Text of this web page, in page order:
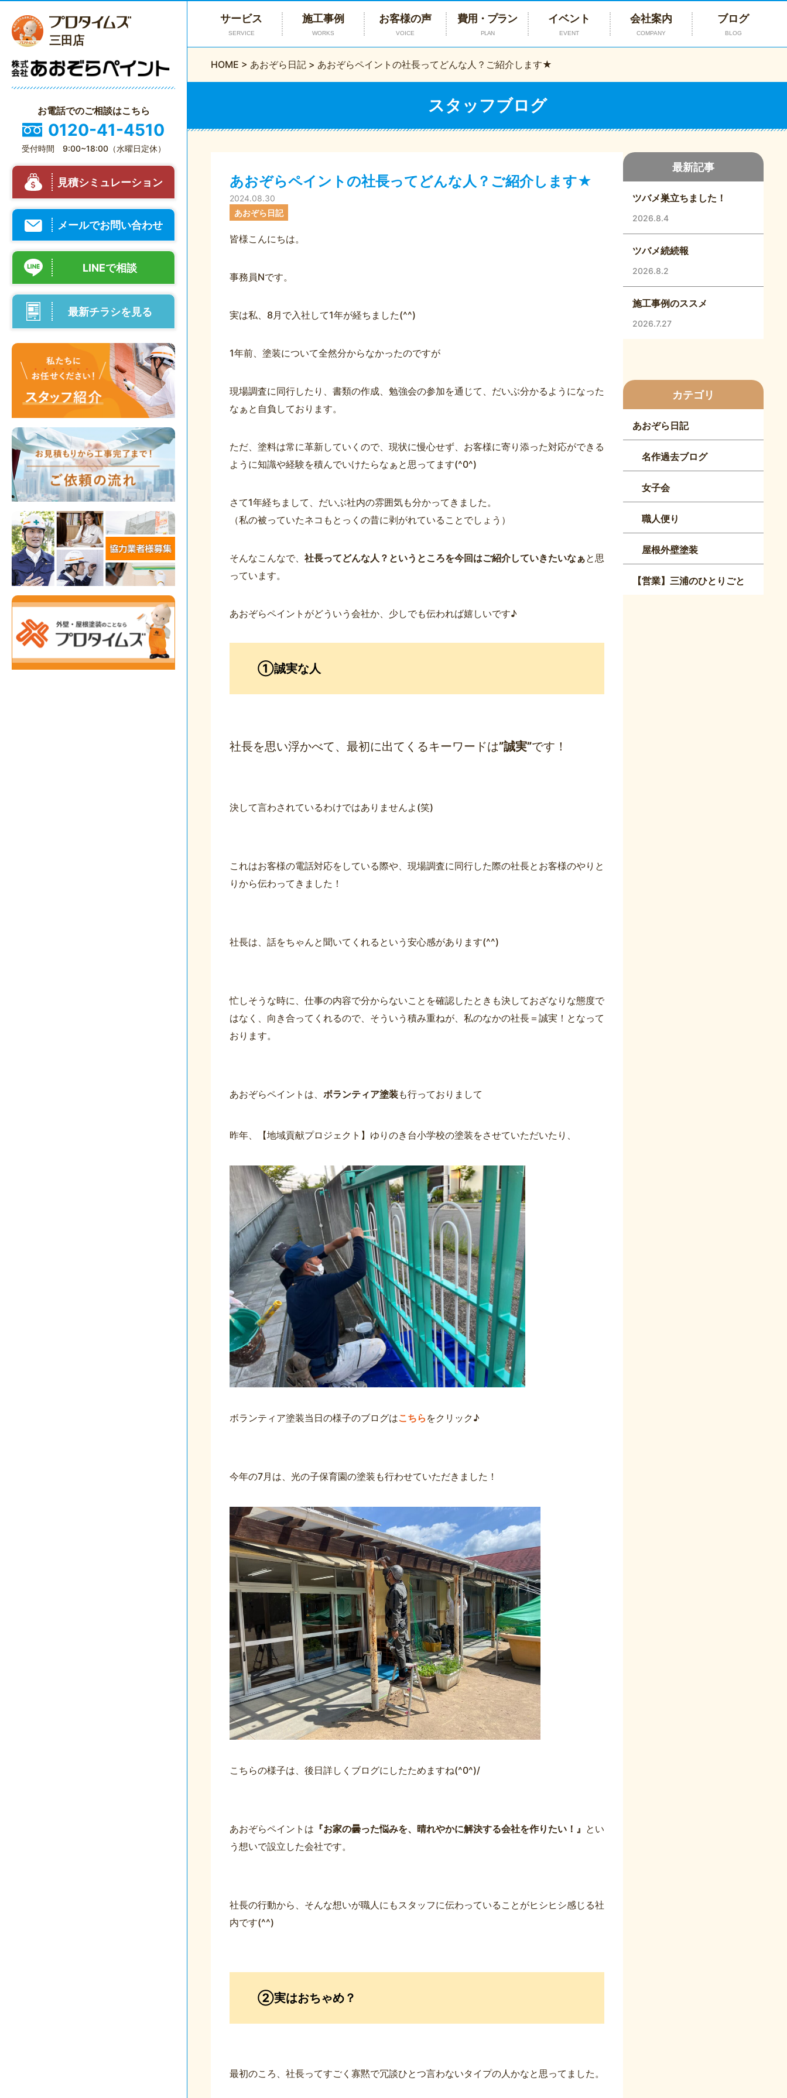
三田店
お電話でのご相談はこちら
0120-41-4510
受付時間 9:00~18:00（水曜日定休）
見積シミュレーション
メールでお問い合わせ
LINEで相談
最新チラシを見る
サービス
SERVICE
施工事例
WORKS
お客様の声
VOICE
費用・プラン
PLAN
イベント
EVENT
会社案内
COMPANY
ブログ
BLOG
HOME > あおぞら日記 > あおぞらペイントの社長ってどんな人？ご紹介します★
スタッフブログ
あおぞらペイントの社長ってどんな人？ご紹介します★
2024.08.30
あおぞら日記
皆様こんにちは。
事務員Nです。
実は私、8月で入社して1年が経ちました(^^)
1年前、塗装について全然分からなかったのですが
現場調査に同行したり、書類の作成、勉強会の参加を通じて、だいぶ分かるようになった
なぁと自負しております。
ただ、塗料は常に革新していくので、現状に慢心せず、お客様に寄り添った対応ができる
ように知識や経験を積んでいけたらなぁと思ってます(^0^)
さて1年経ちまして、だいぶ社内の雰囲気も分かってきました。
（私の被っていたネコもとっくの昔に剥がれていることでしょう）
そんなこんなで、 社長ってどんな人？というところを今回はご紹介していきたいなぁと思
っています。
あおぞらペイントがどういう会社か、少しでも伝われば嬉しいです♪
①誠実な人
社長を思い浮かべて、最初に出てくるキーワードは”誠実”です！
決して言わされているわけではありませんよ(笑)
これはお客様の電話対応をしている際や、現場調査に同行した際の社長とお客様のやりと
りから伝わってきました！
社長は、話をちゃんと聞いてくれるという安心感があります(^^)
忙しそうな時に、仕事の内容で分からないことを確認したときも決しておざなりな態度で
はなく、向き合ってくれるので、そういう積み重ねが、私のなかの社長＝誠実！となって
おります。
あおぞらペイントは、 ボランティア塗装も行っておりまして
昨年、【地域貢献プロジェクト】ゆりのき台小学校の塗装をさせていただいたり、
ボランティア塗装当日の様子のブログはこちら をクリック♪
今年の7月は、光の子保育園の塗装も行わせていただきました！
こちらの様子は、後日詳しくブログにしたためますね(^0^)/
あおぞらペイントは 『お家の曇った悩みを、晴れやかに解決する会社を作りたい！』 とい
う想いで設立した会社です。
社長の行動から、そんな想いが職人にもスタッフに伝わっていることがヒシヒシ感じる社
内です(^^)
②実はおちゃめ？
最初のころ、社長ってすごく寡黙で冗談ひとつ言わないタイプの人かなと思ってました。
最新記事
ツバメ巣立ちました！
2026.8.4
ツバメ続続報
2026.8.2
施工事例のススメ
2026.7.27
カテゴリ
あおぞら日記
名作過去ブログ
女子会
職人便り
屋根外壁塗装
【営業】三浦のひとりごと